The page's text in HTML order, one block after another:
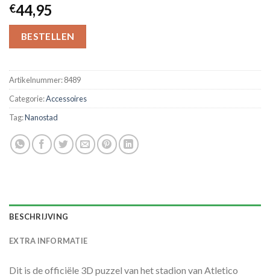
€44,95
BESTELLEN
Artikelnummer:8489
Categorie:Accessoires
Tag:Nanostad
BESCHRIJVING
EXTRA INFORMATIE
Dit is de officiële 3D puzzel van het stadion van Atletico